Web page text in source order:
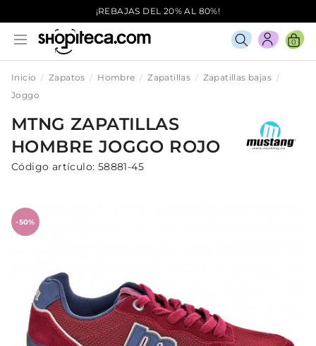
¡REBAJAS DEL 20% AL 80%!
0
Inicio Zapatos Hombre Zapatillas
Zapatillas bajas
Joggo
MTNG ZAPATILLAS
HOMBRE JOGGO ROJO
Código artículo: 58881-45
-50%